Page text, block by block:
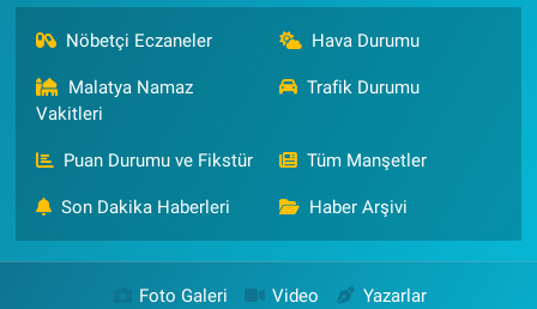
Nöbetçi Eczaneler Hava Durumu
Malatya Namaz
Vakitleri
Trafik Durumu
Puan Durumu ve Fikstür Tüm Manşetler
Son Dakika Haberleri Haber Arşivi
Foto Galeri Video Yazarlar